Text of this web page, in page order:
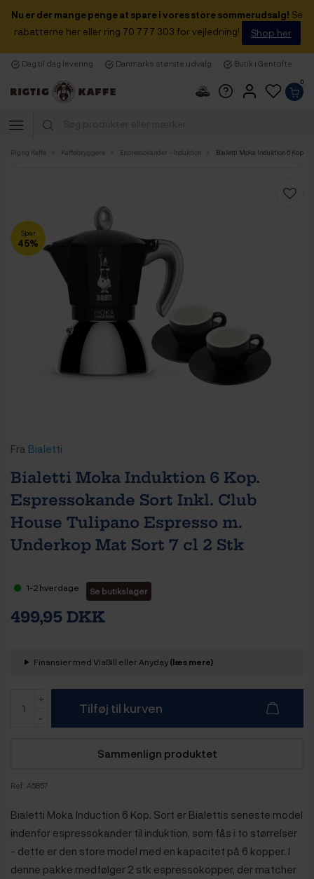
Nu er der mange penge at spare i vores store sommerudsalg! Se
rabatterne her eller ring 70 777 303 for vejledning!
Shop her
Dag til dag levering Danmarks største udvalg Butik i Gentofte
0
Rigtig Kaffe Kaffebryggere Espressokander - Induktion Bialetti Moka Induktion 6 Kop.
Spar
45%
Fra Bialetti
Bialetti Moka Induktion 6 Kop.
Espressokande Sort Inkl. Club
House Tulipano Espresso m.
Underkop Mat Sort 7 cl 2 Stk
1-2 hverdage Se butikslager
499,95 DKK
Finansier med ViaBill eller Anyday(læs mere)
Tilføj til kurven
Sammenlign produktet
Ref: A5857
Bialetti Moka Induction 6 Kop. Sort er Bialettis seneste model
indenfor espressokander til induktion, som fås i to størrelser
- dette er den store model med en kapacitet på 6 kopper. I
denne pakke medfølger 2 stk espressokopper, der matcher